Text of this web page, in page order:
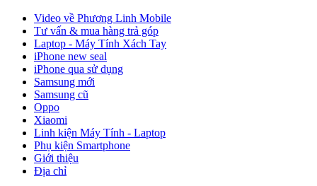
Video về Phương Linh Mobile
Tư vấn & mua hàng trả góp
Laptop - Máy Tính Xách Tay
iPhone new seal
iPhone qua sử dụng
Samsung mới
Samsung cũ
Oppo
Xiaomi
Linh kiện Máy Tính - Laptop
Phụ kiện Smartphone
Giới thiệu
Địa chỉ